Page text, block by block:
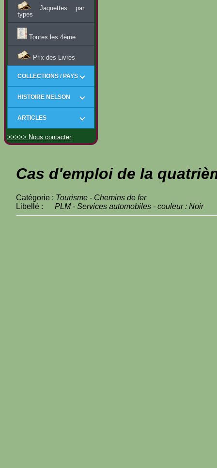
Jaquettes par
types
Toutes les 4ème
Prix des Livres
COLLECTIONS / PAYS
HISTOIRE NELSON
ARTICLES
>>>>> Nous contacter
Cas d'emploi de la
Catégorie : Tourisme - Chemins de fer
Libellé : PLM - Services automobiles - couleur : Noir